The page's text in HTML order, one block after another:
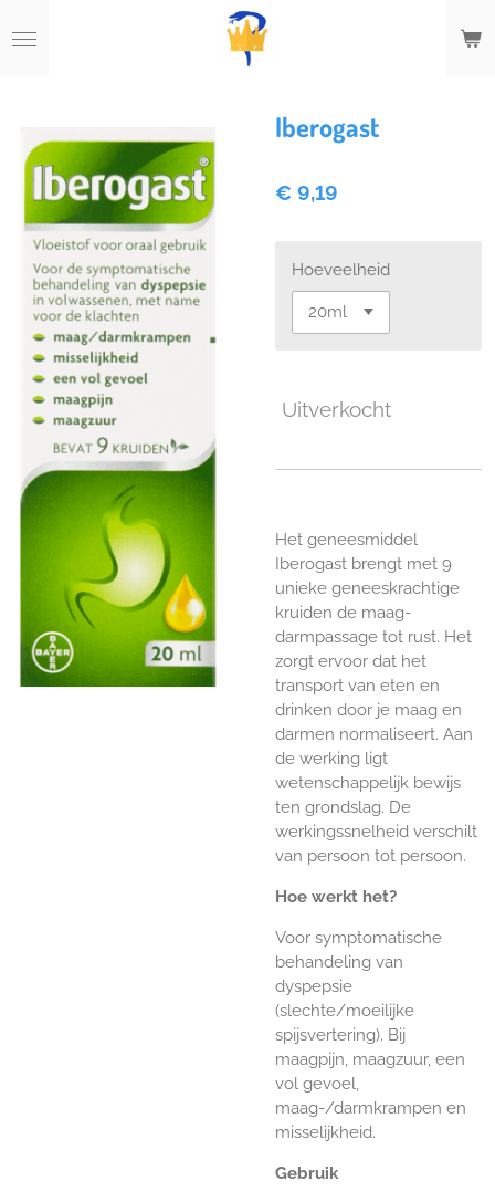
direct
Iberogast
€ 9,19
Hoeveelheid
Uitverkocht
Het geneesmiddel
Iberogast brengt met 9
unieke geneeskrachtige
kruiden de maag-
darmpassage tot rust. Het
zorgt ervoor dat het
transport van eten en
drinken door je maag en
darmen normaliseert. Aan
de werking ligt
wetenschappelijk bewijs
ten grondslag. De
werkingssnelheid verschilt
van persoon tot persoon.
Hoe werkt het?
Voor symptomatische
behandeling van
dyspepsie
(slechte/moeilijke
spijsvertering). Bij
maagpijn, maagzuur, een
vol gevoel,
maag-/darmkrampen en
misselijkheid.
Gebruik